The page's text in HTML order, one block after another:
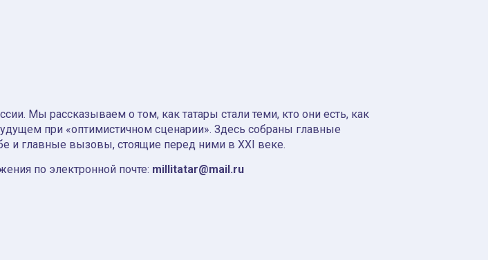
Мы рассказываем о том, как татары стали теми, кто они есть, как
при «оптимистичном сценарии». Здесь собраны главные
и главные вызовы, стоящие перед ними в XXI веке.
по электронной почте: millitatar@mail.ru